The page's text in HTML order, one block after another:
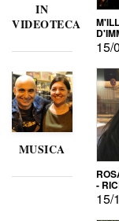
IN
VIDEOTECA
MUSICA
15/
-
15/